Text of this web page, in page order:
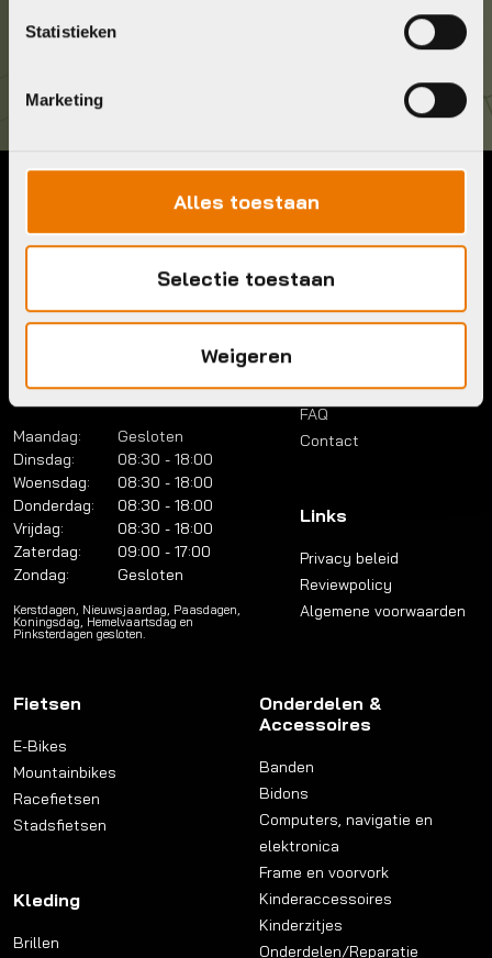
Statistieken
Marketing
Alles toestaan
Selectie toestaan
Weigeren
Brouwerstraat 8B
Telefoon:
036 5304422
info@bykestore.nl
1315 BP Almere
Openingstijden
Maandag:
Gesloten
Dinsdag:
08:30 - 18:00
Woensdag:
08:30 - 18:00
Donderdag:
08:30 - 18:00
Vrijdag:
08:30 - 18:00
Zaterdag:
09:00 - 17:00
Zondag:
Gesloten
Kerstdagen, Nieuwsjaardag, Paasdagen,
Koningsdag, Hemelvaartsdag en
Pinksterdagen gesloten.
Menu
Lease a bike
Service pakket
Vacatures
FAQ
Contact
Links
Privacy beleid
Reviewpolicy
Algemene voorwaarden
Fietsen
E-Bikes
Mountainbikes
Racefietsen
Stadsfietsen
Kleding
Brillen
Onderdelen &
Accessoires
Banden
Bidons
Computers, navigatie en
elektronica
Frame en voorvork
Kinderaccessoires
Kinderzitjes
Onderdelen/Reparatie